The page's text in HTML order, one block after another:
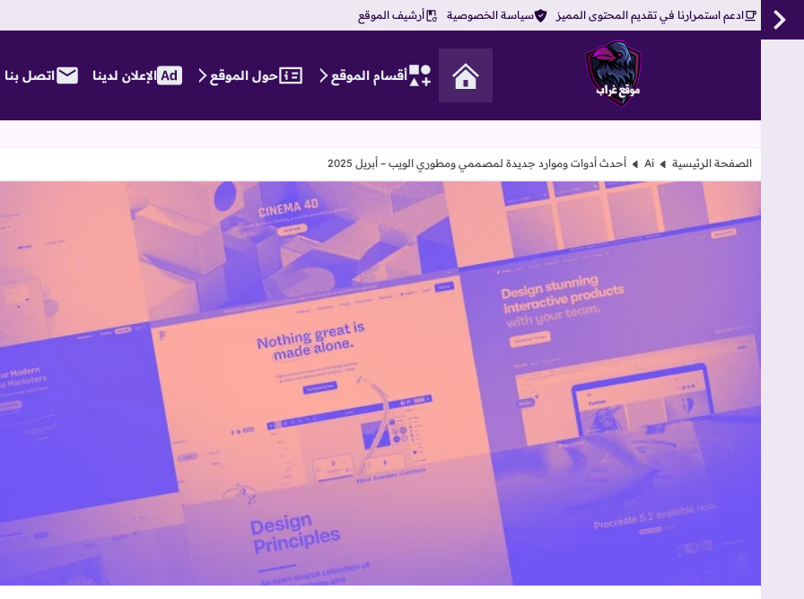
ادعم استمرارنا في تقديم المحتوى المميز سياسة الخصوصية أرشيف الموقع
موقع غراب
أقسام الموقع حول الموقع الإعلان لدينا اتصل بنا
الصفحة الرئيسية Ai أحدث أدوات وموارد جديدة لمصممي ومطوري الويب – أبريل 2025
أحدث أدوات وموارد جديدة لمصممي ومطوري الويب – أبريل 2025